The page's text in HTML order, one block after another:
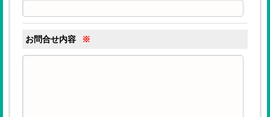
お問合せ内容 ※